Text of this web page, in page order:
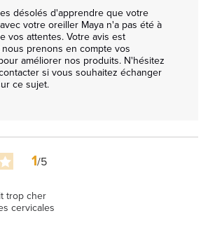
désolés d'apprendre que votre
votre oreiller Maya n'a pas été à
vos attentes. Votre avis est
prenons en compte vos
améliorer nos produits. N'hésitez
si vous souhaitez échanger
ce sujet.
1/5
trop cher
cervicales